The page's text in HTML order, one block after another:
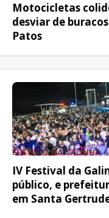
Motocicletas
desviar de
Patos
FESTIVAL DA GALINHA
IV Festival da
público, e
em Santa